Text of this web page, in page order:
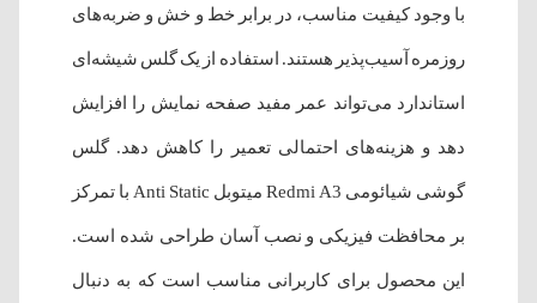
با وجود کیفیت مناسب، در برابر خط و خش و ضربه‌های
روزمره آسیب‌پذیر هستند. استفاده از یک گلس شیشه‌ای
استاندارد می‌تواند عمر مفید صفحه نمایش را افزایش
دهد و هزینه‌های احتمالی تعمیر را کاهش دهد. گلس
گوشی شیائومی Redmi A3 میتوبل Anti Static با تمرکز
بر محافظت فیزیکی و نصب آسان طراحی شده است.
این محصول برای کاربرانی مناسب است که به دنبال